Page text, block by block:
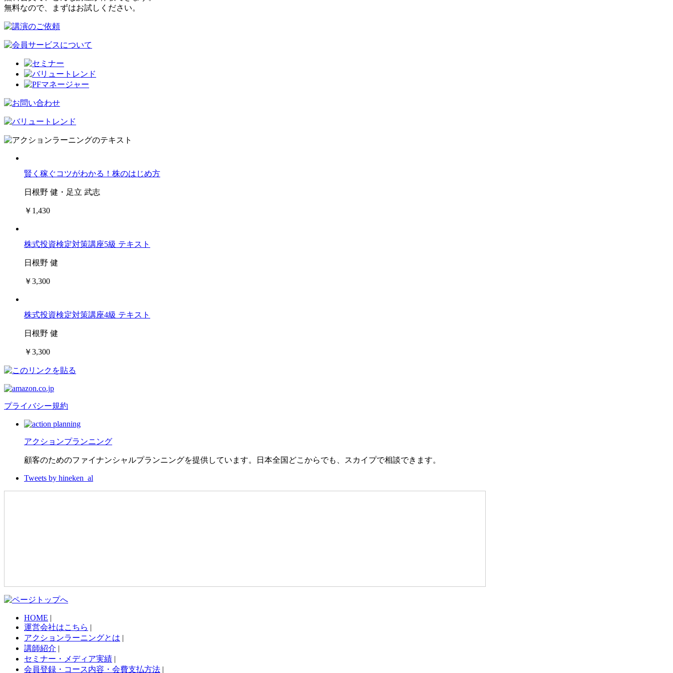
無料なので、まずはお試しください。
賢く稼ぐコツがわかる！株のはじめ方
日根野 健・足立 武志
￥1,430
株式投資検定対策講座5級 テキスト
日根野 健
￥3,300
株式投資検定対策講座4級 テキスト
日根野 健
￥3,300
プライバシー規約
アクションプランニング
顧客のためのファイナンシャルプランニングを提供しています。日本全国どこからでも、スカイプで相談できます。
Tweets by hineken_al
HOME |
運営会社はこちら |
アクションラーニングとは |
講師紹介 |
セミナー・メディア実績 |
会員登録・コース内容・会費支払方法 |